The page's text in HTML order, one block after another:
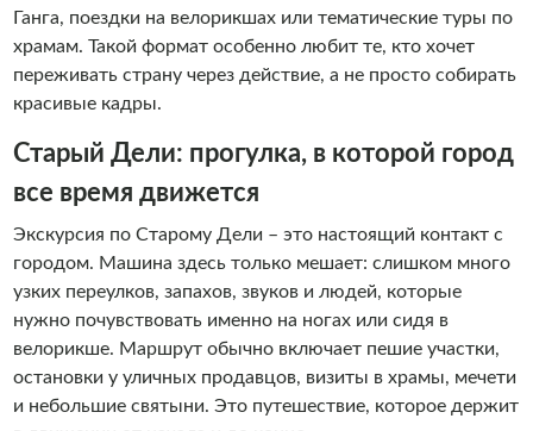
Ганга, поездки на велорикшах или тематические туры по
храмам. Такой формат особенно любит те, кто хочет
переживать страну через действие, а не просто собирать
красивые кадры.
Старый Дели: прогулка, в которой город
все время движется
Экскурсия по Старому Дели – это настоящий контакт с
городом. Машина здесь только мешает: слишком много
узких переулков, запахов, звуков и людей, которые
нужно почувствовать именно на ногах или сидя в
велорикше. Маршрут обычно включает пешие участки,
остановки у уличных продавцов, визиты в храмы, мечети
и небольшие святыни. Это путешествие, которое держит